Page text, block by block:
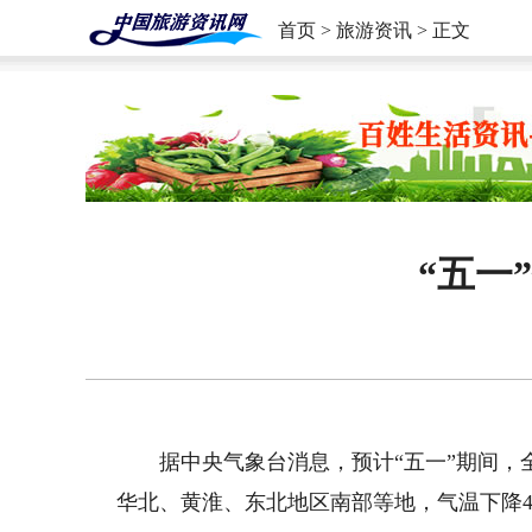
首页 > 旅游资讯 > 正文
“五一
据中央气象台消息，预计“五一”期间
华北、黄淮、东北地区南部等地，气温下